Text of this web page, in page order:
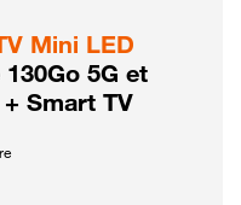
Mini LED
5G et
Smart TV